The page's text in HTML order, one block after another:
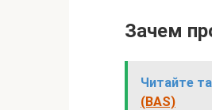
Зачем
Читайте
(BAS)